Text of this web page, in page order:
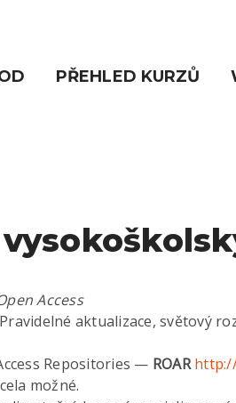
PŘEHLED KURZŮ
Access
aktualizace, světový
Repositories — ROAR
možné.